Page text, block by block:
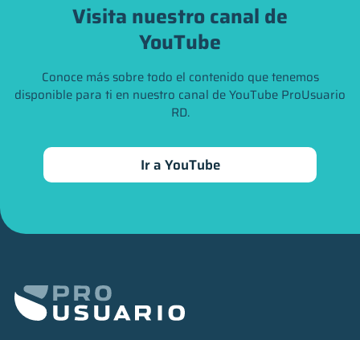
Visita nuestro canal de
YouTube
Conoce más sobre todo el contenido que tenemos
disponible para ti en nuestro canal de YouTube ProUsuario
RD.
Ir a YouTube